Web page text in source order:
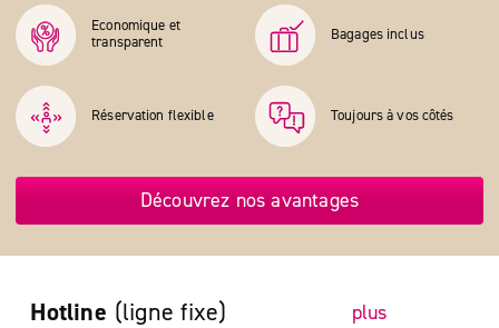
Economique et
transparent
Bagages inclus
Réservation flexible Toujours à vos côtés
Découvrez nos avantages
Hotline (ligne fixe) plus